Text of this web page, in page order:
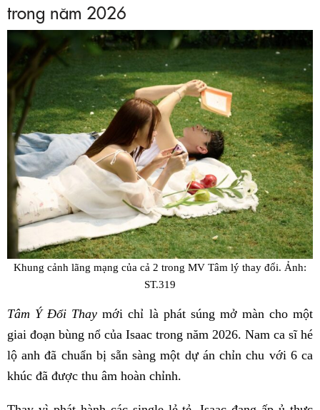
trong năm 2026
Khung cảnh lãng mạng của cả 2 trong MV Tâm lý thay đổi. Ảnh:
ST.319
Tâm Ý Đổi Thay mới chỉ là phát súng mở màn cho một
giai đoạn bùng nổ của Isaac trong năm 2026. Nam ca sĩ hé
lộ anh đã chuẩn bị sẵn sàng một dự án chỉn chu với 6 ca
khúc đã được thu âm hoàn chỉnh.